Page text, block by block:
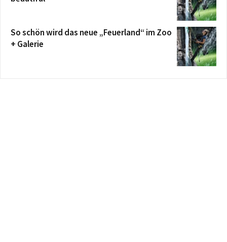
So schön wird das neue „Feuerland“ im Zoo
+ Galerie